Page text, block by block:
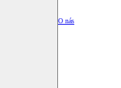
O nás